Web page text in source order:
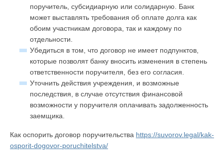
поручитель, субсидиарную или солидарную. Банк
может выставлять требования об оплате долга как
обоим участникам договора, так и каждому по
отдельности.
Убедиться в том, что договор не имеет подпунктов,
которые позволят банку вносить изменения в степень
ответственности поручителя, без его согласия.
Уточнить действия учреждения, и возможные
последствия, в случае отсутствия финансовой
возможности у поручителя оплачивать задолженность
заемщика.
Как оспорить договор поручительства https://suvorov.legal/kak-
osporit-dogovor-poruchitelstva/